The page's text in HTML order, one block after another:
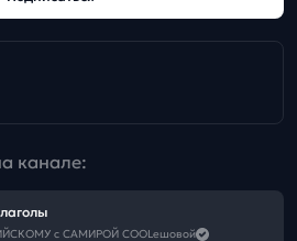
канале:
ЕГЭ ПО АНГЛИЙСКОМУ с САМИРОЙ COOLешовой